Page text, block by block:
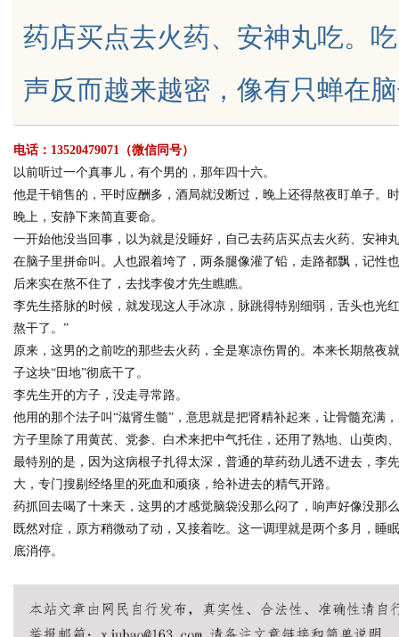
Bo
ar
药店买点去火药、安神丸吃。
声反而越来越密，像有只蝉在
电话：13520479071（微信同号）
以前听过一个真事儿，有个男的，那年四十六。
他是干销售的，平时应酬多，酒局就没断过，晚上还得熬夜盯单子。
晚上，安静下来简直要命。
一开始他没当回事，以为就是没睡好，自己去药店买点去火药、安神
在脑子里拼命叫。人也跟着垮了，两条腿像灌了铅，走路都飘，记性
后来实在熬不住了，去找李俊才先生瞧瞧。
李先生搭脉的时候，就发现这人手冰凉，脉跳得特别细弱，舌头也光
熬干了。”
原来，这男的之前吃的那些去火药，全是寒凉伤胃的。本来长期熬夜
子这块“田地”彻底干了。
李先生开的方子，没走寻常路。
他用的那个法子叫“滋肾生髓”，意思就是把肾精补起来，让骨髓充满
方子里除了用黄芪、党参、白术来把中气托住，还用了熟地、山萸肉
最特别的是，因为这病根子扎得太深，普通的草药劲儿透不进去，李
大，专门搜剔经络里的死血和顽痰，给补进去的精气开路。
药抓回去喝了十来天，这男的才感觉脑袋没那么闷了，响声好像没那
既然对症，原方稍微动了动，又接着吃。这一调理就是两个多月，睡
底消停。